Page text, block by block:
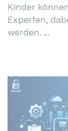
Kinder
Experten,
werden. ...